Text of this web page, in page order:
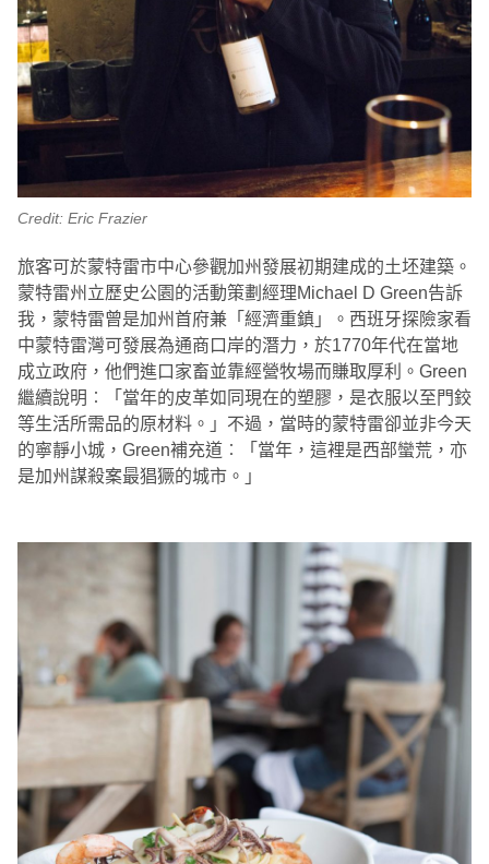
Credit: Eric Frazier
旅客可於蒙特雷市中心參觀加州發展初期建成的土坯建築。
蒙特雷州立歷史公園的活動策劃經理Michael D Green告訴
我，蒙特雷曾是加州首府兼「經濟重鎮」。西班牙探險家看
中蒙特雷灣可發展為通商口岸的潛力，於1770年代在當地
成立政府，他們進口家畜並靠經營牧場而賺取厚利。Green
繼續說明︰「當年的皮革如同現在的塑膠，是衣服以至門鉸
等生活所需品的原材料。」不過，當時的蒙特雷卻並非今天
的寧靜小城，Green補充道︰「當年，這裡是西部蠻荒，亦
是加州謀殺案最猖獗的城市。」